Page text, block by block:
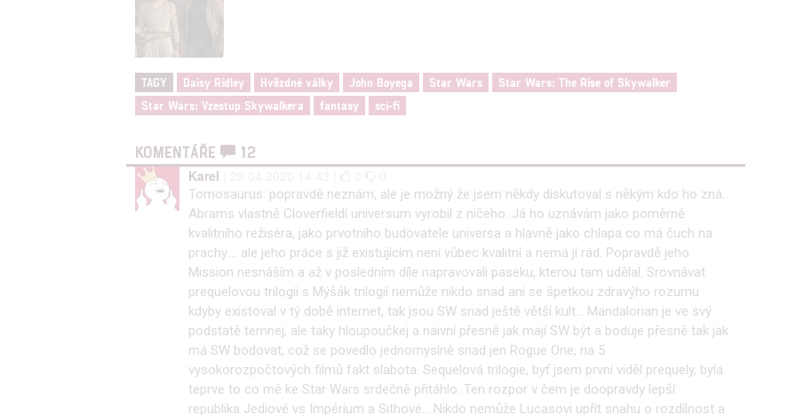
TAGY Daisy Ridley Hvězdné války John Boyega Star Wars
Star Wars: The Rise of Skywalker
Star Wars: Vzestup Skywalkera
fantasy sci-fi
KOMENTÁŘE
12
Karel
Tomosaurus: popravdě neznám, ale je možný že jsem někdy diskutoval s někým kdo ho zná.
Abrams vlastně Cloverfieldí universum vyrobil z ničeho. Já ho uznávám jako poměrně
kvalitního režiséra, jako prvotního budovatele universa a hlavně jako chlapa co má čuch na
prachy.... ale jeho práce s již existujícím není vůbec kvalitní a nemá jí rád. Popravdě jeho
Mission nesnáším a až v posledním díle napravovali paseku, kterou tam udělal. Srovnávat
prequelovou trilogii s Mýšák trilogií nemůže nikdo snad ani se špetkou zdravýho rozumu
kdyby existoval v tý době internet, tak jsou SW snad ještě větší kult... Mandalorian je ve svý
podstatě temnej, ale taky hloupoučkej a naivní přesně jak mají SW být a boduje přesně tak jak
má SW bodovat, což se povedlo jednomyslně snad jen Rogue One, na 5
vysokorozpočtových filmů fakt slabota. Sequelová trilogie, byť jsem první viděl prequely, byla
teprve to co mě ke Star Wars srdečně přitáhlo. Ten rozpor v čem je doopravdy lepší
republika Jediové vs Impérium a Sithové... Nikdo nemůže Lucasovi upřít snahu o rozdílnost a